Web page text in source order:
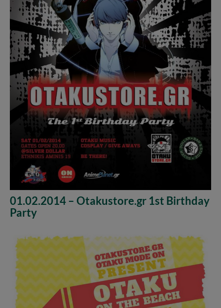
01.02.2014 – Otakustore.gr 1st Birthday
Party